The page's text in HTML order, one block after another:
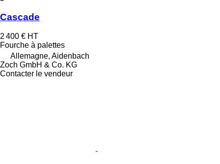
Cascade
2 400 € HT
Fourche à palettes
Allemagne, Aidenbach
Zoch GmbH & Co. KG
Contacter le vendeur